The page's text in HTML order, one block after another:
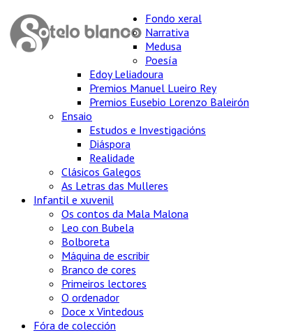
Fondo xeral
Narrativa
Medusa
Poesía
Edoy Leliadoura
Premios Manuel Lueiro Rey
Premios Eusebio Lorenzo Baleirón
Ensaio
Estudos e Investigacións
Diáspora
Realidade
Clásicos Galegos
As Letras das Mulleres
Infantil e xuvenil
Os contos da Mala Malona
Leo con Bubela
Bolboreta
Máquina de escribir
Branco de cores
Primeiros lectores
O ordenador
Doce x Vintedous
Fóra de colección